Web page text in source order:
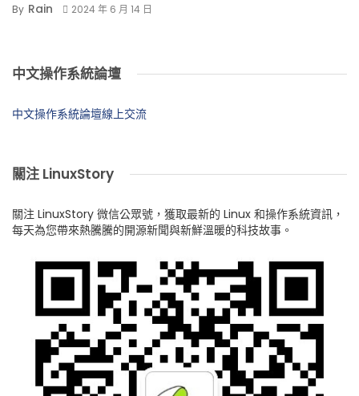
By Rain 2024 年 6 月 14 日
中文操作系統論壇
中文操作系統論壇線上交流
關注 LinuxStory
關注 LinuxStory 微信公眾號，獲取最新的 Linux 和操作系統資訊，
每天為您帶來熱騰騰的開源新聞與新鮮溫暖的科技故事。